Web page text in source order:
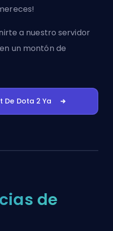
a nuestro servidor
un montón de
De Dota 2 Ya
de